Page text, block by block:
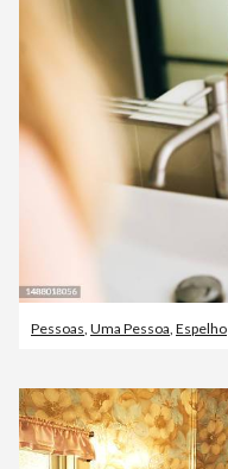
Pessoas, Uma Pessoa, Espelho